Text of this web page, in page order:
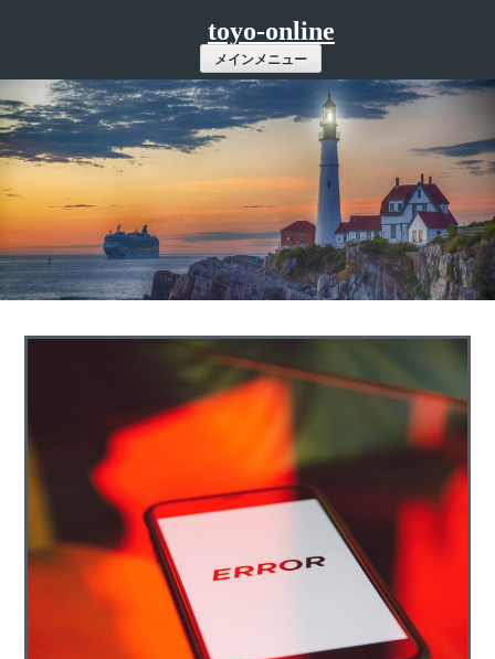
ツ
へ
ス
キ
ッ
プ
toyo-online
メインメニュー